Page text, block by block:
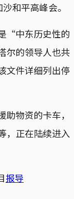
和平高峰会。
“中东历史性的
尔的领导人也共
文件详细列出停
物资的卡车，
，正在陆续进入
报导